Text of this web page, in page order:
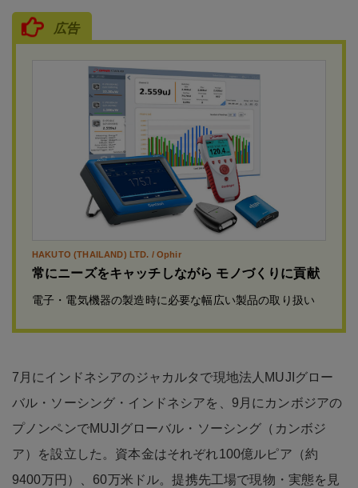
広告
HAKUTO (THAILAND) LTD. / Ophir
常にニーズをキャッチしながら モノづくりに貢献
電子・電気機器の製造時に必要な幅広い製品の取り扱い
7月にインドネシアのジャカルタで現地法人MUJIグロー
バル・ソーシング・インドネシアを、9月にカンボジアの
プノンペンでMUJIグローバル・ソーシング（カンボジ
ア）を設立した。資本金はそれぞれ100億ルピア（約
9400万円）、60万米ドル。提携先工場で現物・実態を見